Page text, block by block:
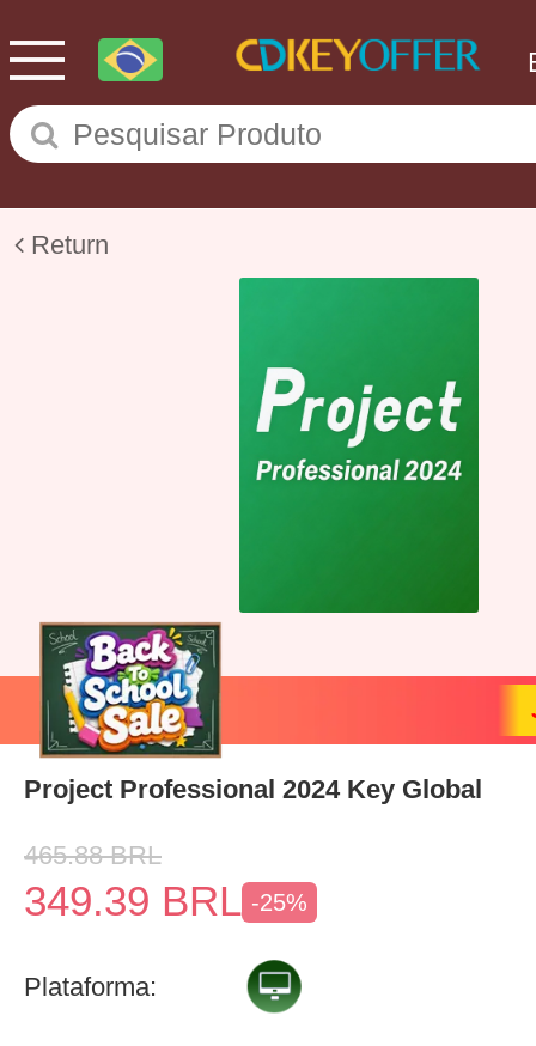
Return
Project Professional 2024 Key Global
465.88 BRL
349.39 BRL -25%
Plataforma: